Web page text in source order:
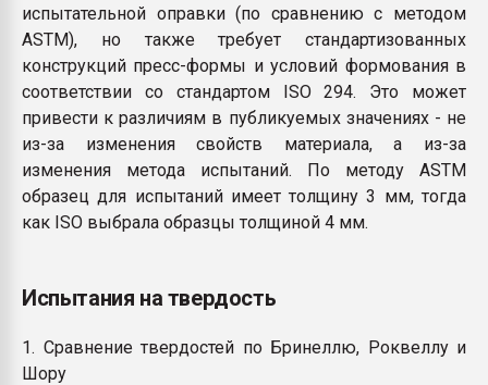
испытательной оправки (по сравнению с методом
ASTM), но также требует стандартизованных
конструкций пресс-формы и условий формования в
соответствии со стандартом ISO 294. Это может
привести к различиям в публикуемых значениях - не
из-за изменения свойств материала, а из-за
изменения метода испытаний. По методу ASTM
образец для испытаний имеет толщину 3 мм, тогда
как ISO выбрала образцы толщиной 4 мм.
Испытания на твердость
1. Сравнение твердостей по Бринеллю, Роквеллу и
Шору